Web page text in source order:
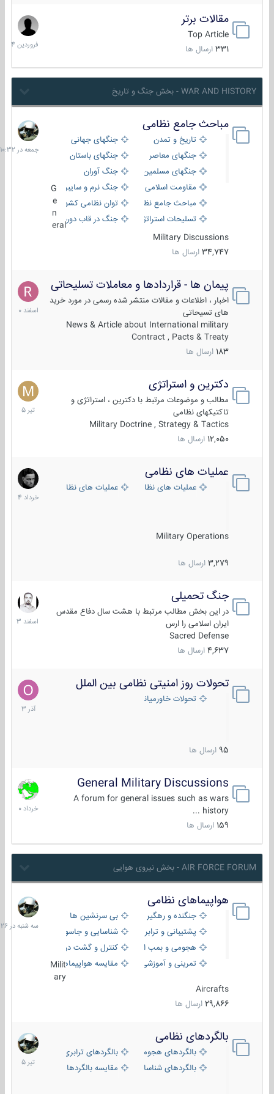
مقالات برتر
Top Article
331 ارسال ها
29
فروردین
1404
WAR AND HISTORY - بخش جنگ و تاریخ
مباحث جامع نظامی
تاریخ و تمدن
جنگهای جهانی
جنگهای معاصر
جنگهای باستان
جنگهای مسلمین
جنگ آوران
مقاومت اسلامی
جنگ نرم و سایبری
مباحث جامع نظامی
توان نظامی کشورها
تسلیحات استراتژیک
جنگ در قاب دوربین
eral
Military Discussions
34,747 ارسال ها
جمعه
در
10:32
پیمان ها - قراردادها و معاملات تسلیحاتی
اخبار ، اطلاعات و مقالات منتشر شده رسمی در مورد خرید
های تسیحاتی
News & Article about International military
Contract , Pacts & Treaty
183 ارسال ها
7
اسفند
1400
دکترین و استراتژی
مطالب و موضوعات مرتبط با دکترین ، استراتژی و
تاکتیکهای نظامی
Military Doctrine , Strategy & Tactics
12,050 ارسال ها
27
تیر
1405
عملیات های نظامی
عملیات های نظامی ایرانعملیات های نظامی خارجی
Military Operations
3,279 ارسال ها
5
خرداد
1404
جنگ تحمیلی
در این بخش مطالب مرتبط با هشت سال دفاع مقدس
ایران اسلامی را ارس
Sacred Defense
4,637 ارسال ها
20
اسفند
1403
تحولات روز امنیتی نظامی بین الملل
تحولات خاورمیانه
95 ارسال ها
21
آذر
1403
General Military Discussions
A forum for general issues such as wars
history ...
159 ارسال ها
10
خرداد
1400
AIR FORCE FORUM - بخش نیروی هوایی
هواپیماهای نظامی
جنگنده و رهگیر
بی سرنشین ها
پشتیبانی و ترابری
شناسایی و جاسوسی
هجومی و بمب افکن
کنترل و گشت دریایی
تمرینی و آموزشی
مقایسه هواپیماهاMilit
ary
Aircrafts
29,866 ارسال ها
سه
شنبه
در
بالگردهای نظامی
بالگردهای هجومی
بالگردهای ترابری
بالگردهای شناسایی
مقایسه بالگردها
22
تیر
1405